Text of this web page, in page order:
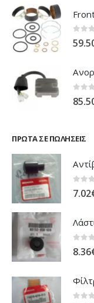
0 out
0out
ΠΡΏΤΑ ΣΕ ΠΩΛΉΣΕΙΣ
0out
7.02
0out
8.36